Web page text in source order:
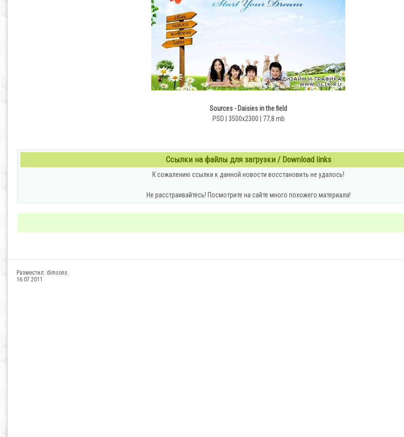
Sources - Daisies in the field
PSD | 3500x2300 | 77,8 mb
Ссылки на файлы для загрузки / Download links
К сожалению ссылки к данной новости восстановить не удалось!
Не расстраивайтесь! Посмотрите на сайте много похожего материала!
Разместил: dimsons
16.07.2011